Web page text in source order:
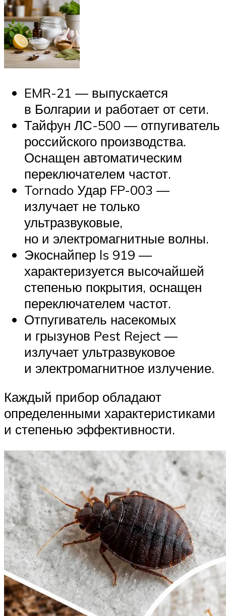
EMR-21 — выпускается
в Болгарии и работает от сети.
Тайфун ЛС-500 — отпугиватель
российского производства.
Оснащен автоматическим
переключателем частот.
Tornado Удар FP-003 —
излучает не только
ультразвуковые,
но и электромагнитные волны.
Экоснайпер ls 919 —
характеризуется высочайшей
степенью покрытия, оснащен
переключателем частот.
Отпугиватель насекомых
и грызунов Pest Reject —
излучает ультразвуковое
и электромагнитное излучение.
Каждый прибор обладают
определенными характеристиками
и степенью эффективности.